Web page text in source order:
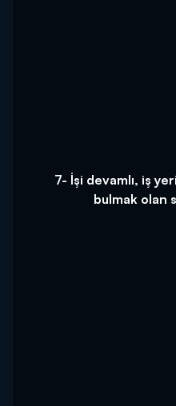
7- İşi devamlı, iş
bulmak olan